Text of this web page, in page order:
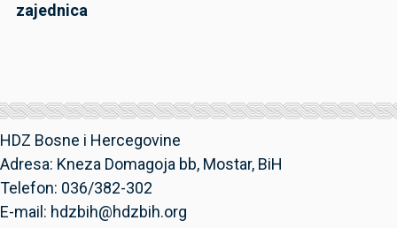
zajednica
HDZ Bosne i Hercegovine
Adresa: Kneza Domagoja bb, Mostar, BiH
Telefon: 036/382-302
E-mail: hdzbih@hdzbih.org